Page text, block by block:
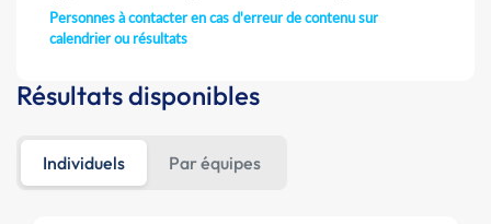
Personnes à contacter en cas d'erreur de contenu sur
calendrier ou résultats
Résultats disponibles
Individuels Par équipes